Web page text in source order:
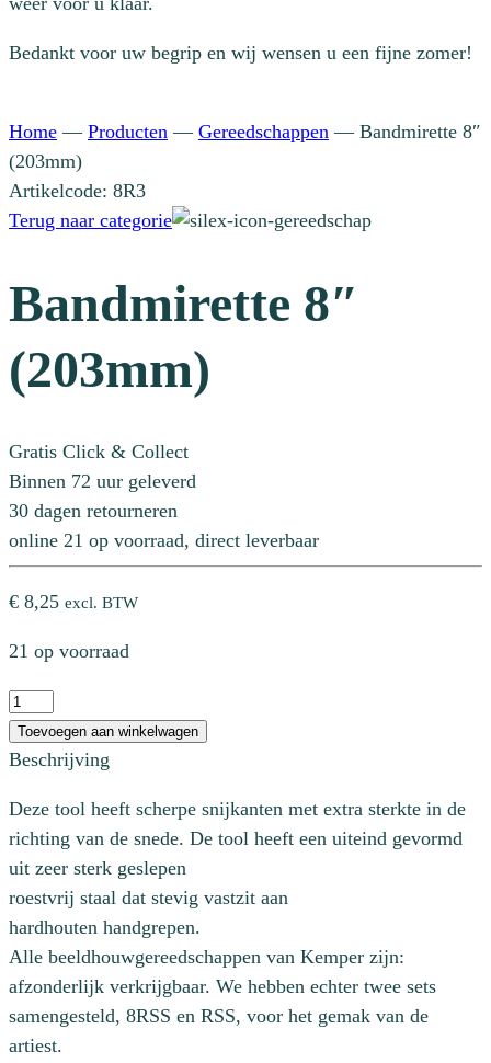
Bedankt voor uw begrip en wij wensen u een fijne zomer!
Home — Producten — Gereedschappen — Bandmirette 8″
(203mm)
Artikelcode: 8R3
Terug naar categorie
Bandmirette 8″
(203mm)
Gratis Click & Collect
Binnen 72 uur geleverd
30 dagen retourneren
online 21 op voorraad, direct leverbaar
€ 8,25 excl. BTW
21 op voorraad
Bandmirette
8"
(203mm)
Toevoegen aan winkelwagen
Beschrijving
Deze tool heeft scherpe snijkanten met extra sterkte in de
richting van de snede. De tool heeft een uiteind gevormd
uit zeer sterk geslepen
roestvrij staal dat stevig vastzit aan
hardhouten handgrepen.
Alle beeldhouwgereedschappen van Kemper zijn:
afzonderlijk verkrijgbaar. We hebben echter twee sets
samengesteld, 8RSS en RSS, voor het gemak van de
artiest.